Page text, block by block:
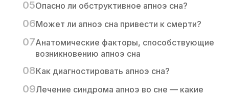
Опасно ли обструктивное апноэ сна?
Может ли апноэ сна привести к смерти?
Анатомические факторы, способствующие
возникновению апноэ сна
Как диагностировать апноэ сна?
Лечение синдрома апноэ во сне — какие